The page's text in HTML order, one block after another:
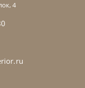
Tavolo Rettangolare
4